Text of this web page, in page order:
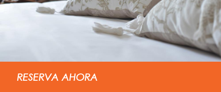
RESERVA AHORA